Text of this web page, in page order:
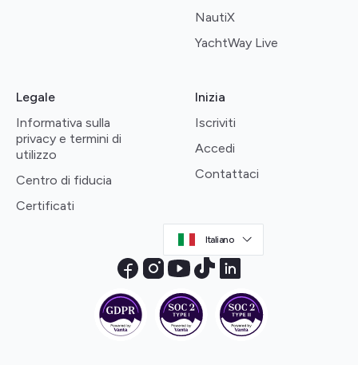
NautiX
YachtWay Live
Legale
Informativa sulla
privacy e termini di
utilizzo
Centro di fiducia
Certificati
Inizia
Iscriviti
Accedi
Contattaci
Italiano